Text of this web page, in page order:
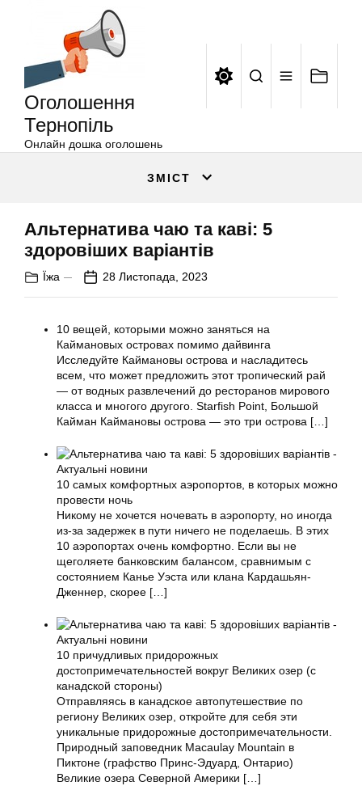
Оголошення
Тернопіль
Онлайн дошка оголошень
ЗМІСТ
Альтернатива чаю та каві: 5
здоровіших варіантів
Їжа 28 Листопада, 2023
10 вещей, которыми можно заняться на
Каймановых островах помимо дайвинга
Исследуйте Каймановы острова и насладитесь
всем, что может предложить этот тропический рай
— от водных развлечений до ресторанов мирового
класса и многого другого. Starfish Point, Большой
Кайман Каймановы острова — это три острова […]
10 самых комфортных аэропортов, в которых можно
провести ночь
Никому не хочется ночевать в аэропорту, но иногда
из-за задержек в пути ничего не поделаешь. В этих
10 аэропортах очень комфортно. Если вы не
щеголяете банковским балансом, сравнимым с
состоянием Канье Уэста или клана Кардашьян-
Дженнер, скорее […]
10 причудливых придорожных
достопримечательностей вокруг Великих озер (с
канадской стороны)
Отправляясь в канадское автопутешествие по
региону Великих озер, откройте для себя эти
уникальные придорожные достопримечательности.
Природный заповедник Macaulay Mountain в
Пиктоне (графство Принс-Эдуард, Онтарио)
Великие озера Северной Америки […]